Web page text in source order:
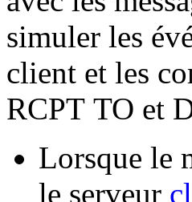
simuler les
client et les
RCPT TO et
Lorsque le
le serveur